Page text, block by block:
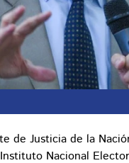
de Justicia de la
Nacional